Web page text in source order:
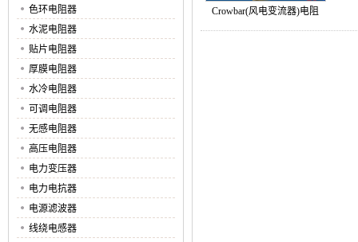
Crowbar(风电变流器)电阻
色环电阻器
水泥电阻器
贴片电阻器
厚膜电阻器
水冷电阻器
可调电阻器
无感电阻器
高压电阻器
电力变压器
电力电抗器
电源滤波器
线绕电感器